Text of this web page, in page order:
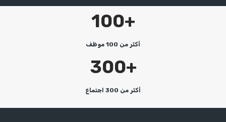
100+
أكثر من 100 موظف
300+
أكثر من 300 اجتماع